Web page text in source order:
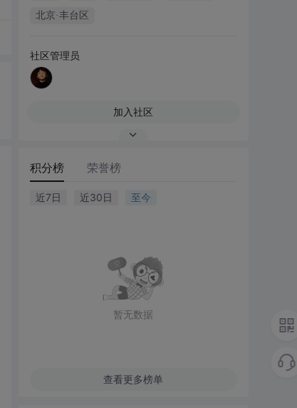
北京·丰台区
社区管理员
加入社区
积分榜 荣誉榜
近7日 近30日 至今
暂无数据
查看更多榜单